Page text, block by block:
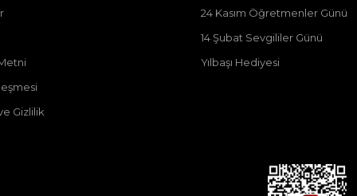
Gizlilik
24 Kasım Öğretmenler Günü
14 Şubat Sevgililer Günü
Yılbaşı Hediyesi